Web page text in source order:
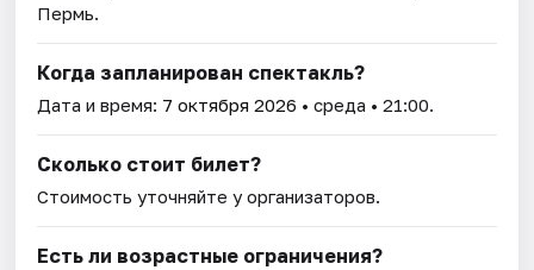
Пермь.
Когда запланирован спектакль?
Дата и время: 7 октября 2026 • среда • 21:00.
Сколько стоит билет?
Стоимость уточняйте у организаторов.
Есть ли возрастные ограничения?